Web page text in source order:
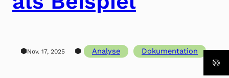
⬢Nov. 17, 2025 ⬢ Analyse Dokumentation